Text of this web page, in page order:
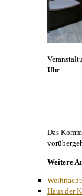
Uhr
Das
Weitere
Haus der